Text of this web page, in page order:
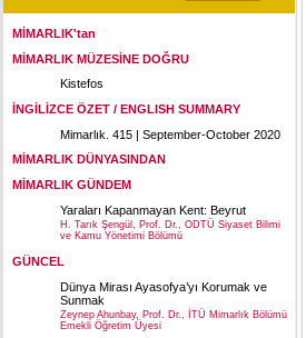
MİMARLIK'tan
MİMARLIK MÜZESİNE DOĞRU
Kistefos
İNGİLİZCE ÖZET / ENGLISH SUMMARY
Mimarlık. 415 | September-October 2020
MİMARLIK DÜNYASINDAN
MİMARLIK GÜNDEM
Yaraları Kapanmayan Kent: Beyrut
H. Tarık Şengül, Prof. Dr., ODTÜ Siyaset Bilimi
ve Kamu Yönetimi Bölümü
GÜNCEL
Dünya Mirası Ayasofya’yı Korumak ve
Sunmak
Zeynep Ahunbay, Prof. Dr., İTÜ Mimarlık Bölümü
Emekli Öğretim Üyesi